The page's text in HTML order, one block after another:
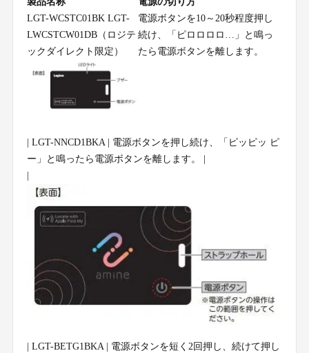
LGT-WCSTC01BK LGT-
LWCSTCW01DB（ロジテ
ックダイレクト限定）
電源ボタンを10～20秒程度押し
続け、「ピロロロロ…」と鳴っ
たら電源ボタンを離します。
| LGT-NNCD1BKA | 電源ボタンを押し続け、「ピッピッ ピ
ー」と鳴ったら電源ボタンを離します。 |
| LGT-BETG1BKA | 電源ボタンを短く2回押し、続けて押し